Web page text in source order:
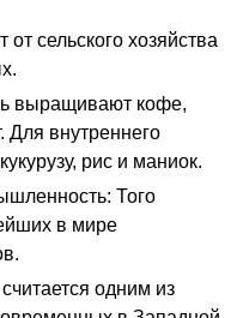
сельского хозяйства
выращивают кофе,
Для внутреннего
рис и маниок.
Того
в мире
одним из